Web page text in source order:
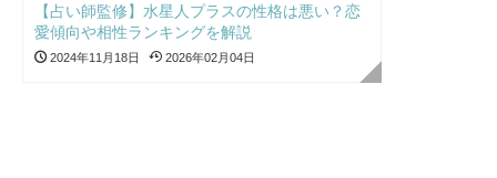
【占い師監修】水星人プラスの性格は悪い？恋
愛傾向や相性ランキングを解説
2024年11月18日 2026年02月04日